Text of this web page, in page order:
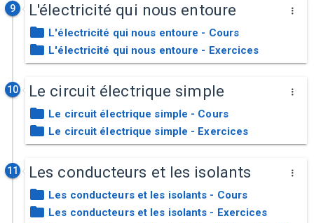
9 L'électricité qui nous entoure
L'électricité qui nous entoure - Cours
L'électricité qui nous entoure - Exercices
10 Le circuit électrique simple
Le circuit électrique simple - Cours
Le circuit électrique simple - Exercices
11 Les conducteurs et les isolants
Les conducteurs et les isolants - Cours
Les conducteurs et les isolants - Exercices